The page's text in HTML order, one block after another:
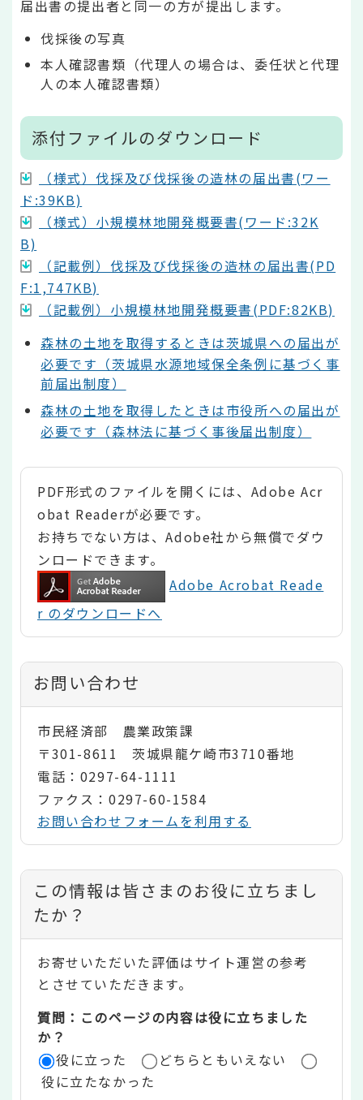
届出書の提出者と同一の方が提出します。
伐採後の写真
本人確認書類（代理人の場合は、委任状と代理
人の本人確認書類）
添付ファイルのダウンロード
（様式）伐採及び伐採後の造林の届出書(ワー
ド:39KB)
（様式）小規模林地開発概要書(ワード:32K
B)
（記載例）伐採及び伐採後の造林の届出書(PD
F:1,747KB)
（記載例）小規模林地開発概要書(PDF:82KB)
森林の土地を取得するときは茨城県への届出が
必要です（茨城県水源地域保全条例に基づく事
前届出制度）
森林の土地を取得したときは市役所への届出が
必要です（森林法に基づく事後届出制度）
PDF形式のファイルを開くには、Adobe Acr
obat Readerが必要です。
お持ちでない方は、Adobe社から無償でダウ
ンロードできます。
Adobe Acrobat Reade
r のダウンロードへ
お問い合わせ
市民経済部 農業政策課
〒301-8611 茨城県龍ケ崎市3710番地
電話：0297-64-1111
ファクス：0297-60-1584
お問い合わせフォームを利用する
コ
ン
テ
ン
ツ
評
価
この情報は皆さまのお役に立ちまし
たか？
お寄せいただいた評価はサイト運営の参考
とさせていただきます。
質問：このページの内容は役に立ちました
か？
役に立った
どちらともいえない
役に立たなかった